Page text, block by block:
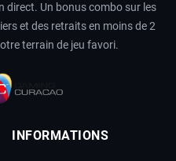
direct. Un bonus combo sur les
et des retraits en moins de 2
terrain de jeu favori.
INFORMATIONS